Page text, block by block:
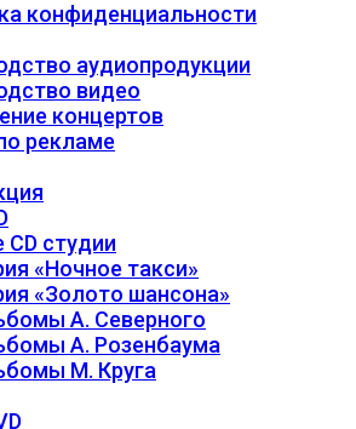
конфиденциальности
аудиопродукции
видео
концертов
рекламе
CD студии
«Ночное такси»
«Золото шансона»
А. Северного
А. Розенбаума
М. Круга